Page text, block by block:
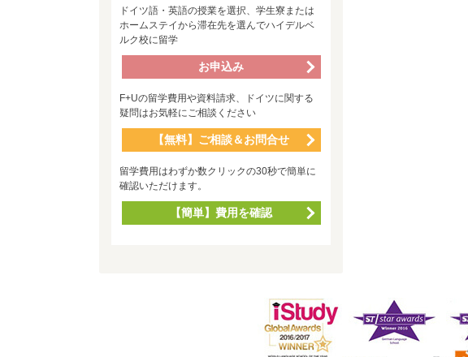
ドイツ語・英語の授業を選択、学生寮または
ホームステイから滞在先を選んでハイデルベ
ルク校に留学
お申込み
F+Uの留学費用や資料請求、ドイツに関する
疑問はお気軽にご相談ください
【無料】ご相談＆お問合せ
留学費用はわずか数クリックの30秒で簡単に
確認いただけます。
【簡単】費用を確認